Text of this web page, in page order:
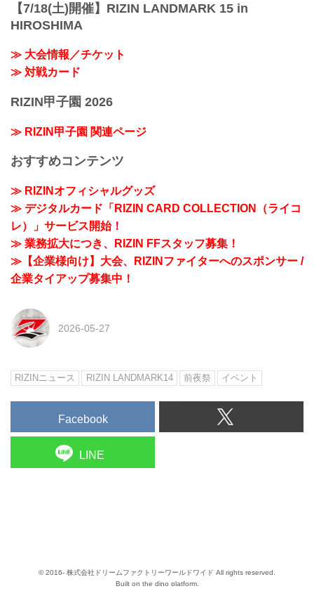
【7/18(土)開催】RIZIN LANDMARK 15 in
HIROSHIMA
≫ 大会情報／チケット
≫ 対戦カード
RIZIN甲子園 2026
≫ RIZIN甲子園 関連ページ
おすすめコンテンツ
≫ RIZINオフィシャルグッズ
≫ デジタルカード「RIZIN CARD COLLECTION（ライコ
レ）」サービス開始！
≫ 業務拡大につき、RIZIN FFスタッフ募集！
≫【企業様向け】大会、RIZINファイターへのスポンサー /
企業タイアップ募集中！
2026-05-27
RIZINニュース RIZIN LANDMARK14 前夜祭 イベント
Facebook
LINE
© 2016- 株式会社ドリームファクトリーワールドワイド All rights reserved.
Built on the dino platform.